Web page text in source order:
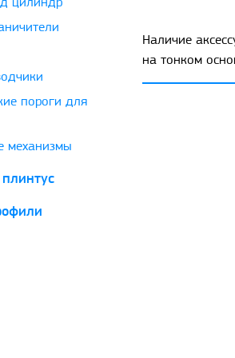
пороги для
механизмы
Наличие
на тонком